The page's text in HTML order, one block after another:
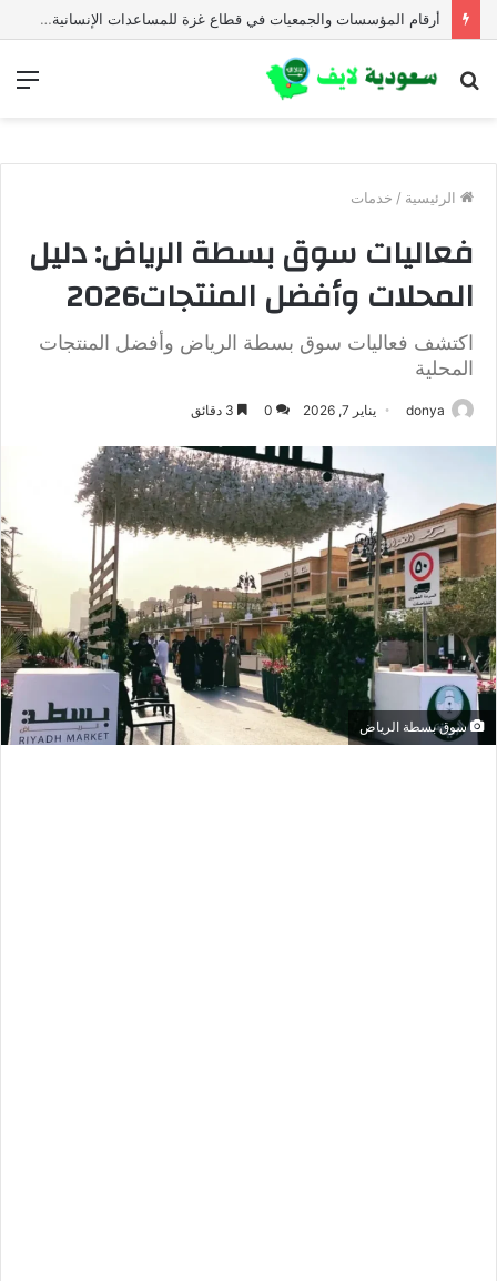
أرقام المؤسسات والجمعيات في قطاع غزة للمساعدات الإنسانية العاجلة
بحث
الرئيسية / خدمات
فعاليات سوق بسطة الرياض: دليل
المحلات وأفضل المنتجات2026
اكتشف فعاليات سوق بسطة الرياض وأفضل المنتجات
المحلية
donya يناير 7, 2026 0
سوق بسطة الرياض